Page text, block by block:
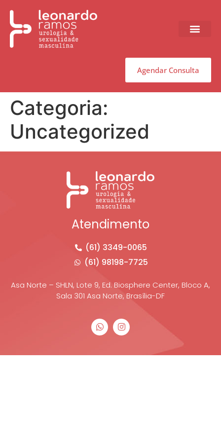
Agendar Consulta
Categoria:
Uncategorized
Atendimento
(61) 3349-0065
(61) 98198-7725
Asa Norte – SHLN, Lote 9, Ed. Biosphere Center, Bloco A,
Sala 301 Asa Norte, Brasília-DF